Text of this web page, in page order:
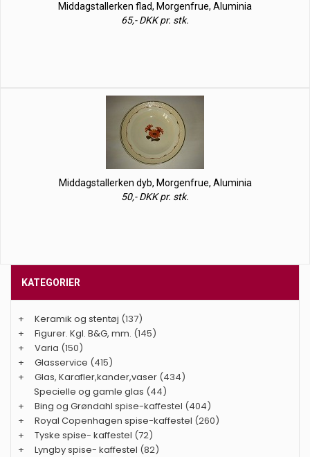
Middagstallerken flad, Morgenfrue, Aluminia
65,- DKK pr. stk.
Middagstallerken dyb, Morgenfrue, Aluminia
50,- DKK pr. stk.
KATEGORIER
+ Keramik og stentøj (137)
+
Figurer. Kgl. B&G, mm. (145)
+
Varia (150)
+
Glasservice (415)
+
Glas, Karafler,kander,vaser (434)
Specielle og gamle glas (44)
+
Bing og Grøndahl spise-kaffestel (404)
+
Royal Copenhagen spise-kaffestel (260)
+
Tyske spise- kaffestel (72)
+
Lyngby spise- kaffestel (82)